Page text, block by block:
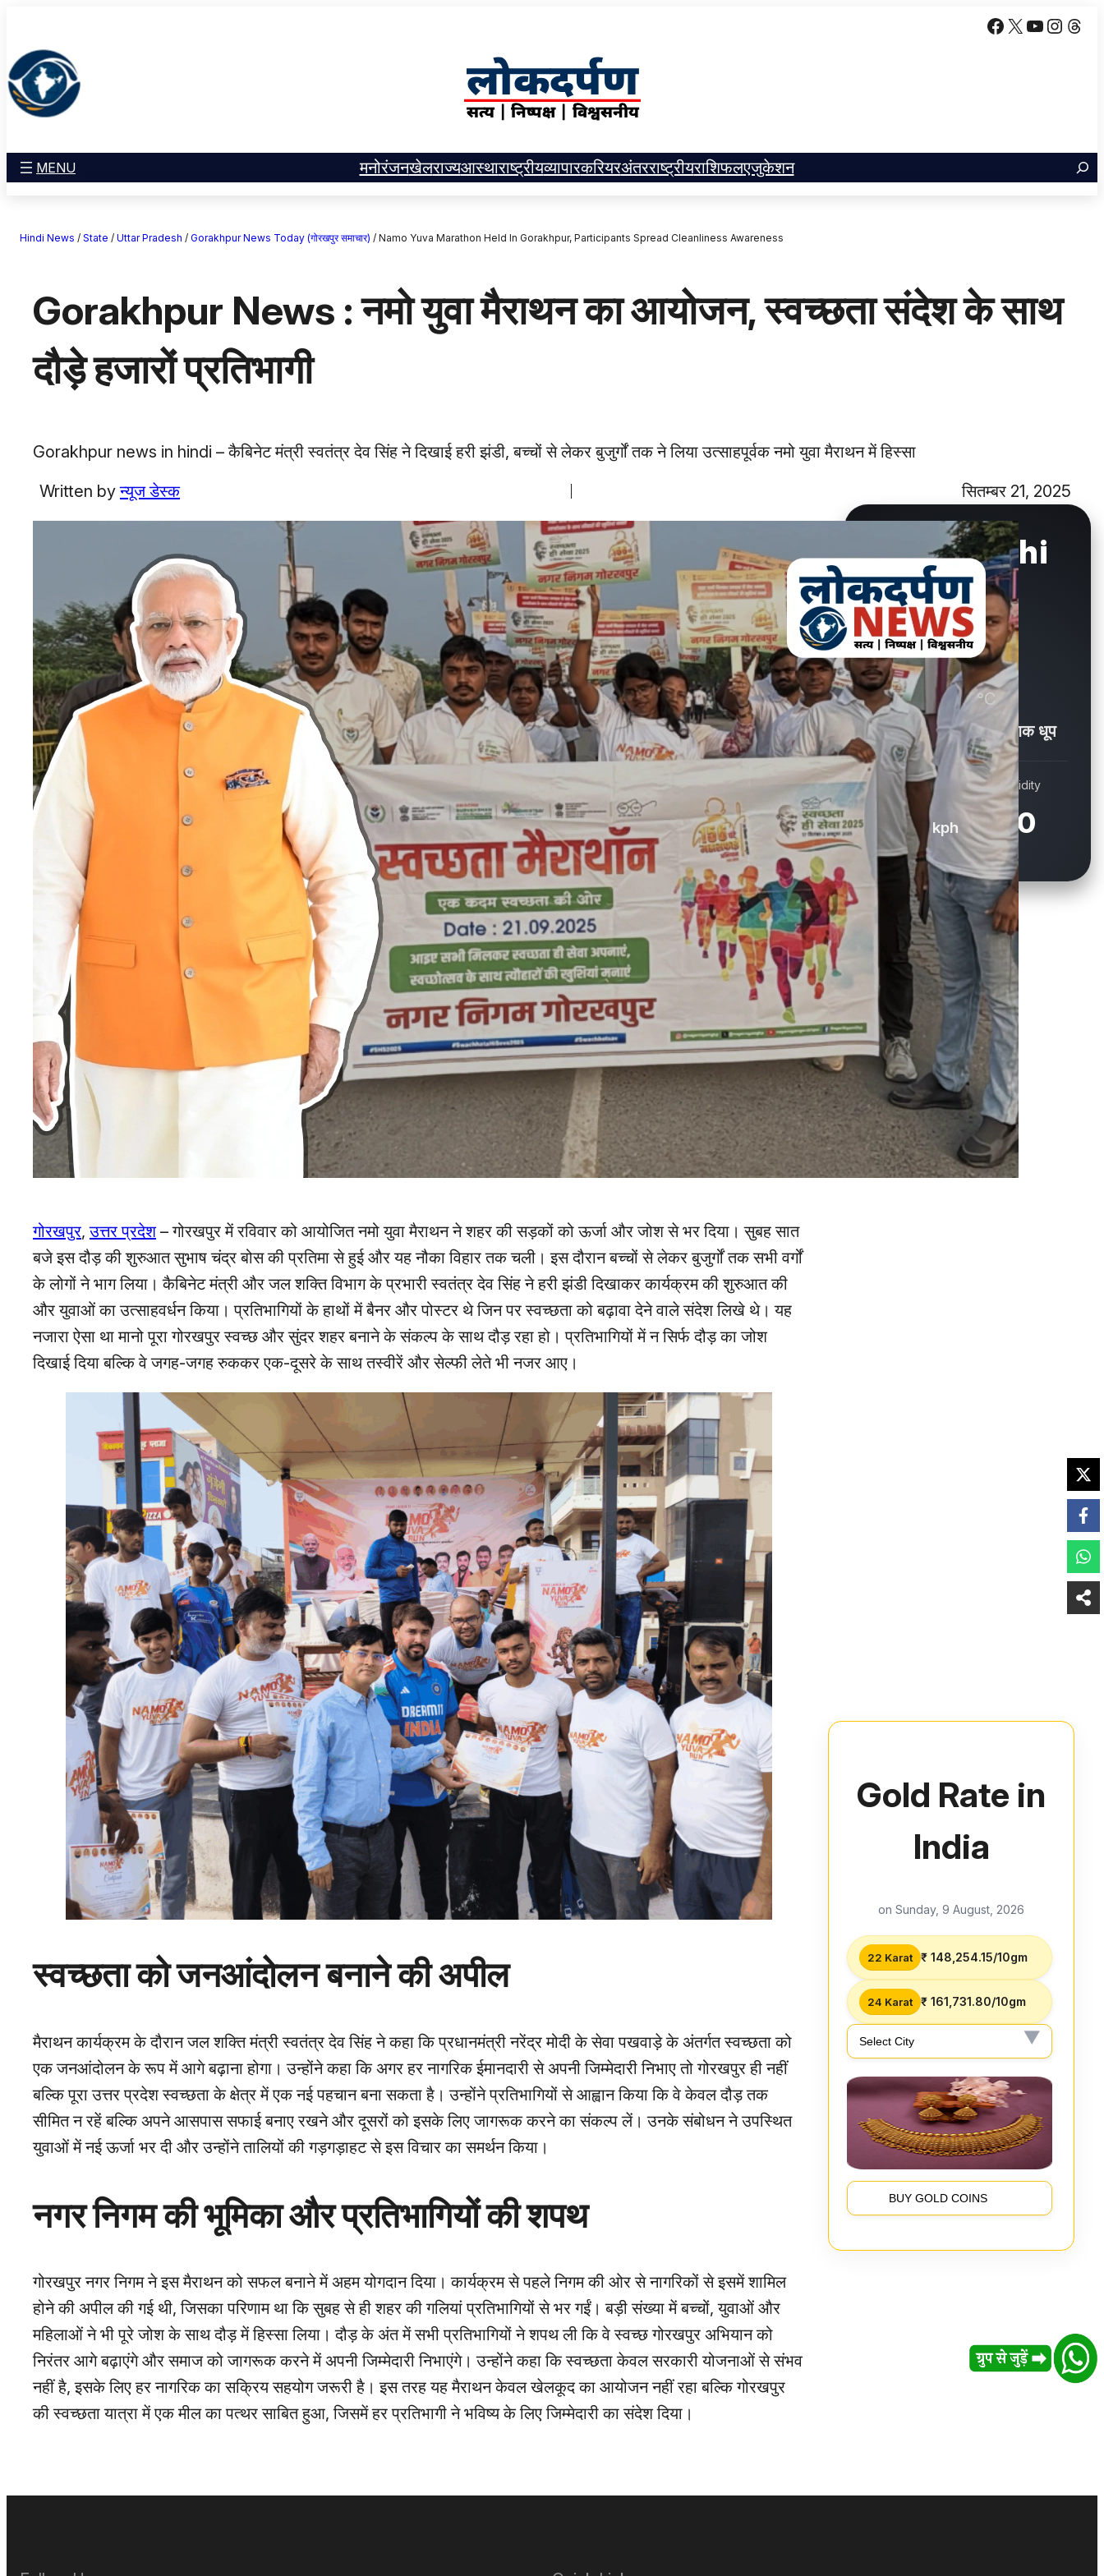
जाएं
Facebook
X YouTube
MENU
खेल
राज्य
आस्था
व्यापार
राशिफल
Facebook InstagramX
मनोरंजनखेलराज्यआस्थाराष्ट्रीयव्यापारकरियरअंतरराष्ट्रीयराशिफलएजुकेशन
Hindi News / State / Uttar Pradesh / Gorakhpur News Today (गोरखपुर समाचार) / Namo Yuva Marathon Held In Gorakhpur, Participants Spread Cleanliness Awareness
Gorakhpur News : नमो युवा मैराथन का आयोजन, स्वच्छता संदेश के साथ
दौड़े हजारों प्रतिभागी
Gorakhpur news in hindi – कैबिनेट मंत्री स्वतंत्र देव सिंह ने दिखाई हरी झंडी, बच्चों से लेकर बुजुर्गों तक ने लिया उत्साहपूर्वक नमो युवा मैराथन में हिस्सा
Written by न्यूज डेस्क सितम्बर 21, 2025
गोरखपुर,उत्तर प्रदेश– गोरखपुर में रविवार को आयोजित नमो युवा मैराथन ने शहर की सड़कों को ऊर्जा और जोश से भर दिया। सुबह सात
बजे इस दौड़ की शुरुआत सुभाष चंद्र बोस की प्रतिमा से हुई और यह नौका विहार तक चली। इस दौरान बच्चों से लेकर बुजुर्गों तक सभी वर्गों
के लोगों ने भाग लिया। कैबिनेट मंत्री और जल शक्ति विभाग के प्रभारी स्वतंत्र देव सिंह ने हरी झंडी दिखाकर कार्यक्रम की शुरुआत की
और युवाओं का उत्साहवर्धन किया। प्रतिभागियों के हाथों में बैनर और पोस्टर थे जिन पर स्वच्छता को बढ़ावा देने वाले संदेश लिखे थे। यह
नजारा ऐसा था मानो पूरा गोरखपुर स्वच्छ और सुंदर शहर बनाने के संकल्प के साथ दौड़ रहा हो। प्रतिभागियों में न सिर्फ दौड़ का जोश
दिखाई दिया बल्कि वे जगह-जगह रुककर एक-दूसरे के साथ तस्वीरें और सेल्फी लेते भी नजर आए।
स्वच्छता को जनआंदोलन बनाने की अपील
मैराथन कार्यक्रम के दौरान जल शक्ति मंत्री स्वतंत्र देव सिंह ने कहा कि प्रधानमंत्री नरेंद्र मोदी के सेवा पखवाड़े के अंतर्गत स्वच्छता को
एक जनआंदोलन के रूप में आगे बढ़ाना होगा। उन्होंने कहा कि अगर हर नागरिक ईमानदारी से अपनी जिम्मेदारी निभाए तो गोरखपुर ही नहीं
बल्कि पूरा उत्तर प्रदेश स्वच्छता के क्षेत्र में एक नई पहचान बना सकता है। उन्होंने प्रतिभागियों से आह्वान किया कि वे केवल दौड़ तक
सीमित न रहें बल्कि अपने आसपास सफाई बनाए रखने और दूसरों को इसके लिए जागरूक करने का संकल्प लें। उनके संबोधन ने उपस्थित
युवाओं में नई ऊर्जा भर दी और उन्होंने तालियों की गड़गड़ाहट से इस विचार का समर्थन किया।
नगर निगम की भूमिका और प्रतिभागियों की शपथ
गोरखपुर नगर निगम ने इस मैराथन को सफल बनाने में अहम योगदान दिया। कार्यक्रम से पहले निगम की ओर से नागरिकों से इसमें शामिल
होने की अपील की गई थी, जिसका परिणाम था कि सुबह से ही शहर की गलियां प्रतिभागियों से भर गईं। बड़ी संख्या में बच्चों, युवाओं और
महिलाओं ने भी पूरे जोश के साथ दौड़ में हिस्सा लिया। दौड़ के अंत में सभी प्रतिभागियों ने शपथ ली कि वे स्वच्छ गोरखपुर अभियान को
निरंतर आगे बढ़ाएंगे और समाज को जागरूक करने में अपनी जिम्मेदारी निभाएंगे। उन्होंने कहा कि स्वच्छता केवल सरकारी योजनाओं से संभव
नहीं है, इसके लिए हर नागरिक का सक्रिय सहयोग जरूरी है। इस तरह यह मैराथन केवल खेलकूद का आयोजन नहीं रहा बल्कि गोरखपुर
की स्वच्छता यात्रा में एक मील का पत्थर साबित हुआ, जिसमें हर प्रतिभागी ने भविष्य के लिए जिम्मेदारी का संदेश दिया।
New Delhi
32.5 °C
Partly Sunny / आंशिक धूप
Wind
14.8kph
Humidity
60
Gold Rate in
India
on Sunday, 9 August, 2026
22 Karat ₹ 148,254.15/10gm
24 Karat ₹ 161,731.80/10gm
BUY GOLD COINS